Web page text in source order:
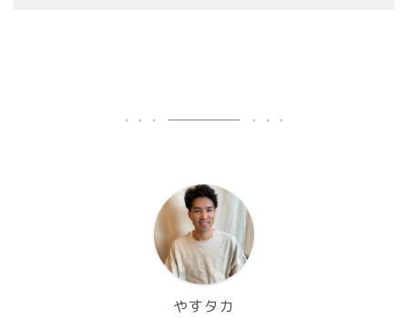
やすタカ